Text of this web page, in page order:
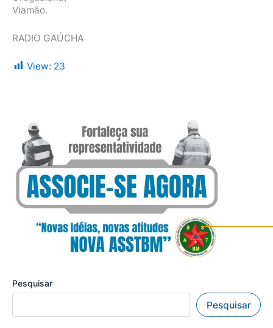
Viamão.
RADIO GAÚCHA
View: 23
Pesquisar
Pesquisar